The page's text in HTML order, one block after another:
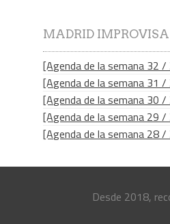
MADRID IMPROVISA
[Agenda de la semana 32
[Agenda de la semana 31
[Agenda de la semana 30
[Agenda de la semana 29
[Agenda de la semana 28
Desde 2018,